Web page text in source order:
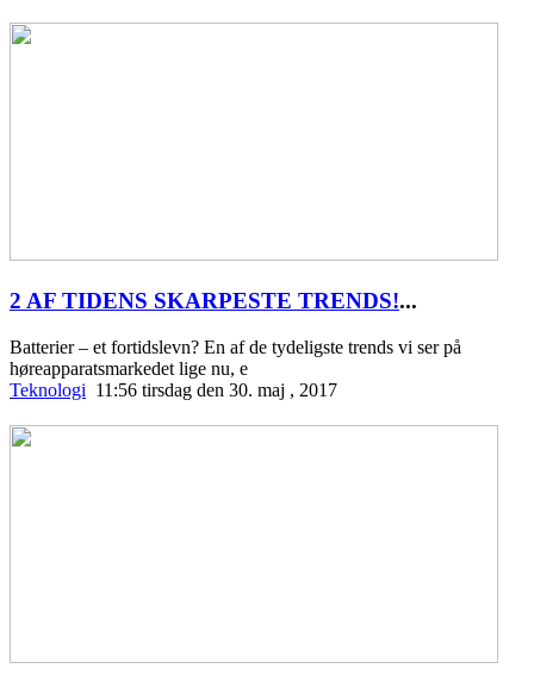
2 AF TIDENS SKARPESTE TRENDS!...
Batterier – et fortidslevn? En af de tydeligste trends vi ser på
høreapparatsmarkedet lige nu, e
Teknologi 11:56 tirsdag den 30. maj , 2017